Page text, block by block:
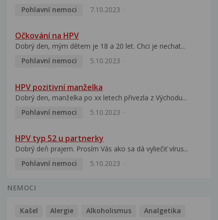
Pohlavní nemoci
7.10.2023
Očkování na HPV
Dobrý den, mým dětem je 18 a 20 let. Chci je nechat...
Pohlavní nemoci
5.10.2023
HPV pozitivní manželka
Dobrý den, manželka po xx letech přivezla z Východu...
Pohlavní nemoci
5.10.2023
HPV typ 52 u partnerky
Dobrý deň prajem. Prosím Vás ako sa dá vyliečiť vírus...
Pohlavní nemoci
5.10.2023
NEMOCI
Kašel Alergie Alkoholismus
Analgetika